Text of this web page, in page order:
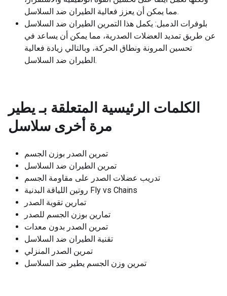
مما يمكن أن يعزز فعالية الطيران ضد السلاسل.
بلوفرات الدمبل: يكمل هذا التمرين الطيران ضد السلاسل
عن طريق تمديد العضلات الصدرية، مما يمكن أن يساعد في
تحسين المرونة ونطاق الحركة، وبالتالي زيادة فعالية
الطيران ضد السلاسل.
الكلمات الرئيسية المتعلقة بـ يطير
مرة أخرى سلاسل
تمرين الصدر بوزن الجسم
تمرين الطيران ضد السلاسل
تدريب عضلات الصدر على مقاومة الجسم
روتين اللياقة البدنية Fly vs Chains
تمارين تقوية الصدر
تمارين بوزن الجسم للصدر
تمرين الصدر بدون معدات
تقنية الطيران ضد السلاسل
تمرين الصدر المنزلي
تمرين وزن الجسم يطير ضد السلاسل